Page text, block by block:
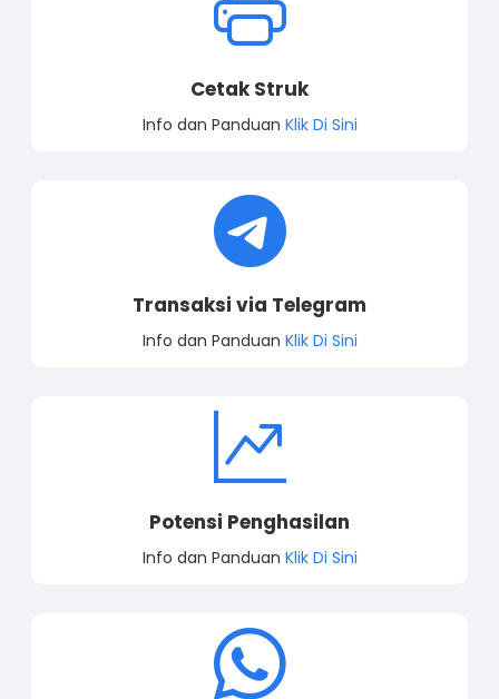
Cetak Struk
Info dan Panduan Klik Di Sini
Transaksi via Telegram
Info dan Panduan Klik Di Sini
Potensi Penghasilan
Info dan Panduan Klik Di Sini